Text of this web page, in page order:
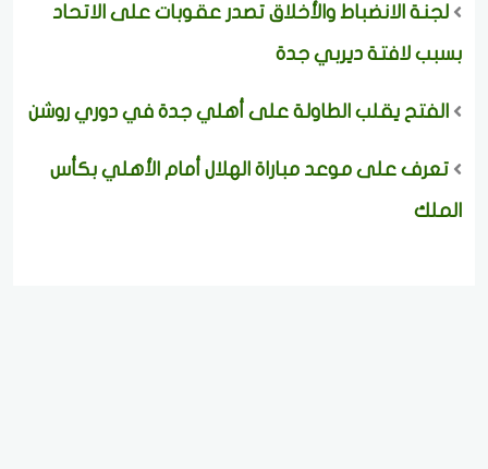
لجنة الانضباط والأخلاق تصدر عقوبات على الاتحاد
بسبب لافتة ديربي جدة
الفتح يقلب الطاولة على أهلي جدة في دوري روشن
تعرف على موعد مباراة الهلال أمام الأهلي بكأس
الملك